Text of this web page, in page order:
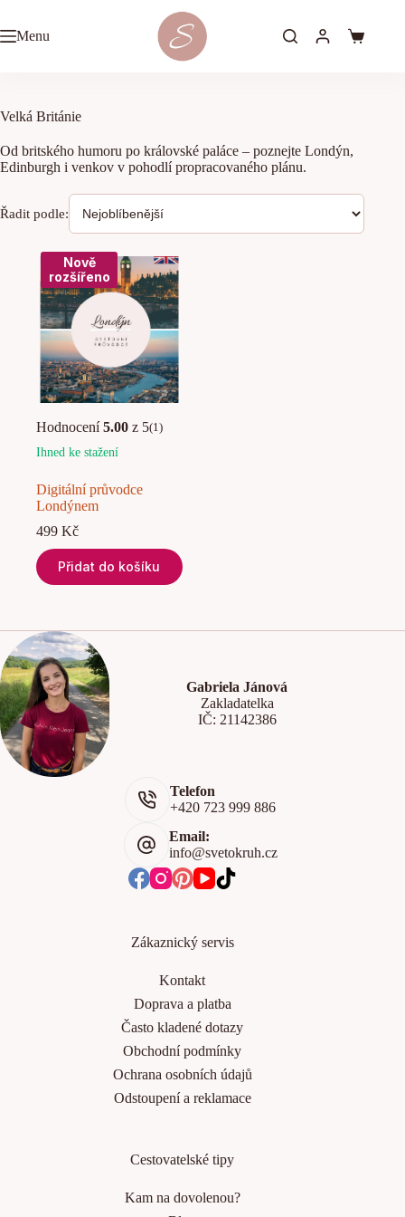
content
Menu
Shopping
Velká Británie
Od britského humoru po královské paláce – poznejte Londýn,
Edinburgh i venkov v pohodlí propracovaného plánu.
Hodnocení5.00 z 5(1)
Ihned ke stažení
Nově
rozšířeno
Digitální průvodce
Londýnem
499 Kč
Přidat do košíku
Gabriela Jánová
Zakladatelka
IČ: 21142386
Telefon
+420 723 999 886
Email:
info@svetokruh.cz
Zákaznický servis
Kontakt
Doprava a platba
Často kladené dotazy
Obchodní podmínky
Ochrana osobních údajů
Odstoupení a reklamace
Cestovatelské tipy
Kam na dovolenou?